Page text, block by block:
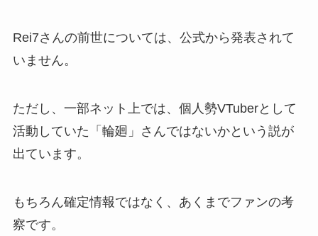
Rei7さんの前世については、公式から発表されて
いません。
ただし、一部ネット上では、個人勢VTuberとして
活動していた「輪廻」さんではないかという説が
出ています。
もちろん確定情報ではなく、あくまでファンの考
察です。